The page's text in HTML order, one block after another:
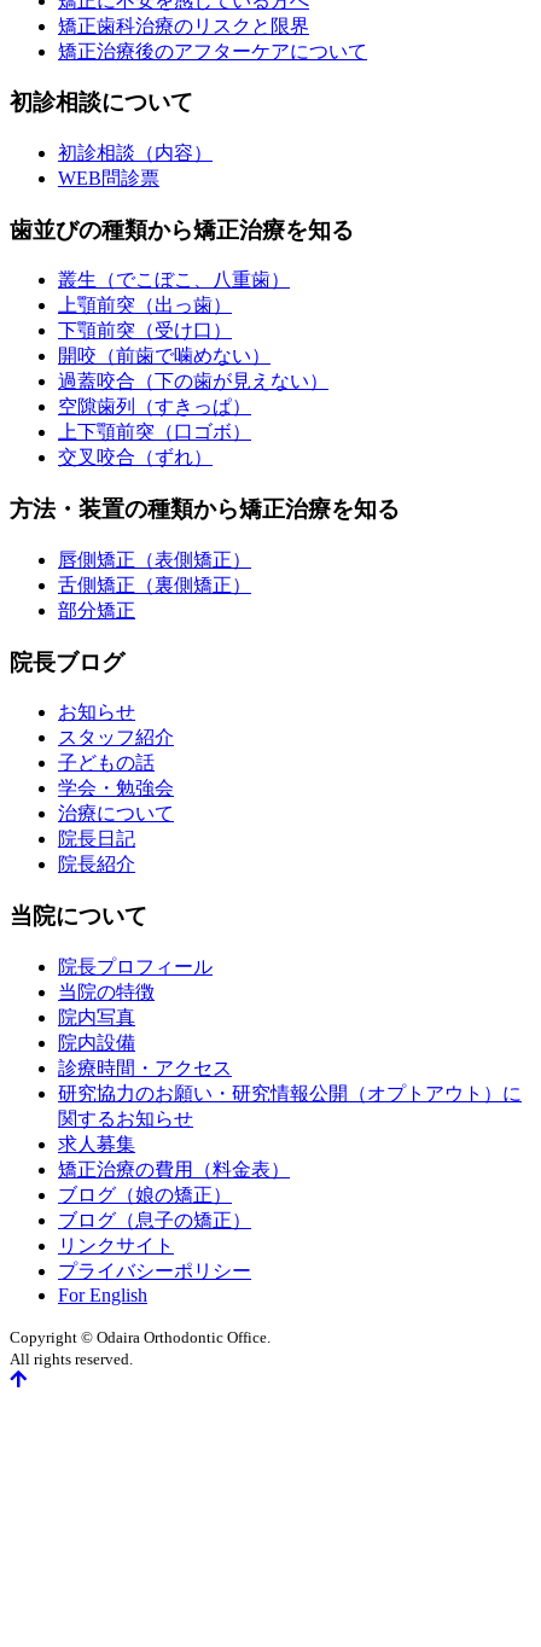
矯正歯科治療のリスクと限界
矯正治療後のアフターケアについて
初診相談について
初診相談（内容）
WEB問診票
歯並びの種類から矯正治療を知る
叢生（でこぼこ、八重歯）
上顎前突（出っ歯）
下顎前突（受け口）
開咬（前歯で噛めない）
過蓋咬合（下の歯が見えない）
空隙歯列（すきっぱ）
上下顎前突（口ゴボ）
交叉咬合（ずれ）
方法・装置の種類から矯正治療を知る
唇側矯正（表側矯正）
舌側矯正（裏側矯正）
部分矯正
院長ブログ
お知らせ
スタッフ紹介
子どもの話
学会・勉強会
治療について
院長日記
院長紹介
当院について
院長プロフィール
当院の特徴
院内写真
院内設備
診療時間・アクセス
研究協力のお願い・研究情報公開（オプトアウト）に
関するお知らせ
求人募集
矯正治療の費用（料金表）
ブログ（娘の矯正）
ブログ（息子の矯正）
リンクサイト
プライバシーポリシー
For English
Copyright © Odaira Orthodontic Office.
All rights reserved.